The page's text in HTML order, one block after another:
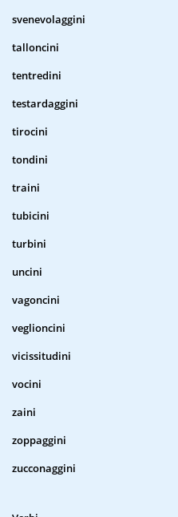
svenevolaggini
talloncini
tentredini
testardaggini
tirocini
tondini
traini
tubicini
turbini
uncini
vagoncini
veglioncini
vicissitudini
vocini
zaini
zoppaggini
zucconaggini